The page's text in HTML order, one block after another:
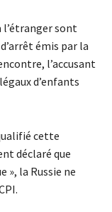
l’étranger sont
émis par la
l’accusant
d’enfants
cette
déclaré que
», la Russie ne